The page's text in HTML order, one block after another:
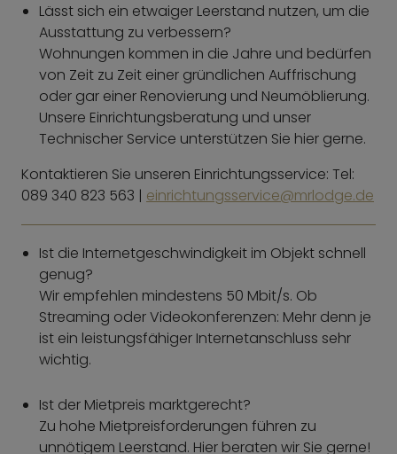
Lässt sich ein etwaiger Leerstand nutzen, um die
Ausstattung zu verbessern?
Wohnungen kommen in die Jahre und bedürfen
von Zeit zu Zeit einer gründlichen Auffrischung
oder gar einer Renovierung und Neumöblierung.
Unsere Einrichtungsberatung und unser
Technischer Service unterstützen Sie hier gerne.
Kontaktieren Sie unseren Einrichtungsservice: Tel:
089 340 823 563 | einrichtungsservice@mrlodge.de
Ist die Internetgeschwindigkeit im Objekt schnell
genug?
Wir empfehlen mindestens 50 Mbit/s. Ob
Streaming oder Videokonferenzen: Mehr denn je
ist ein leistungsfähiger Internetanschluss sehr
wichtig.
Ist der Mietpreis marktgerecht?
Zu hohe Mietpreisforderungen führen zu
unnötigem Leerstand. Hier beraten wir Sie gerne!